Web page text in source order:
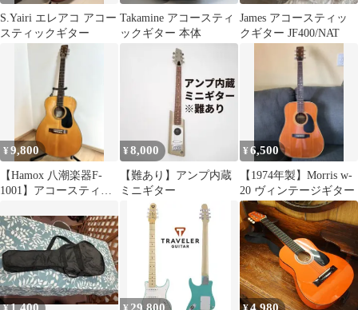
S.Yairi エレアコ アコー
スティックギター
Takamine アコースティ
ックギター 本体
James アコースティッ
クギター JF400/NAT
¥9,800
【Hamox 八潮楽器F-
1001】アコースティッ
レット
¥8,000
【難あり】アンプ内蔵
ミニギター
¥6,500
【1974年製】Morris w-
20 ヴィンテージギター